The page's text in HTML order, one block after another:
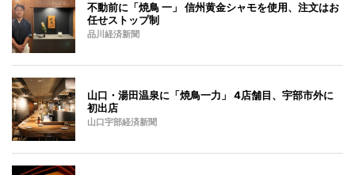
不動前に「焼鳥 一」 信州黄金シャモを使用、注文はお
任せストップ制
品川経済新聞
山口・湯田温泉に「焼鳥一力」 4店舗目、宇部市外に
初出店
山口宇部経済新聞